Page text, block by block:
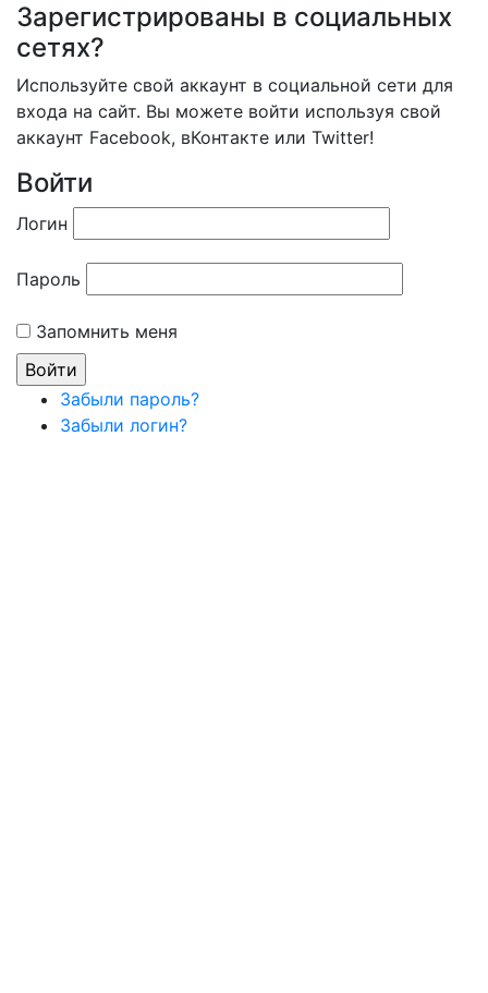
Зарегистрированы в социальных
сетях?
Используйте свой аккаунт в социальной сети для
входа на сайт. Вы можете войти используя свой
аккаунт Facebook, вКонтакте или Twitter!
Войти
Логин
Пароль
Запомнить меня
Забыли пароль?
Забыли логин?